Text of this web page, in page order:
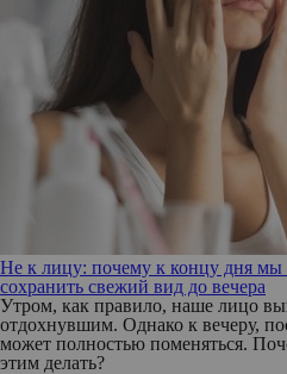
Не к лицу: почему к концу дня
сохранить свежий вид до вечера
Утром, как правило, наше лицо
отдохнувшим. Однако к вечеру,
может полностью поменяться.
этим делать?